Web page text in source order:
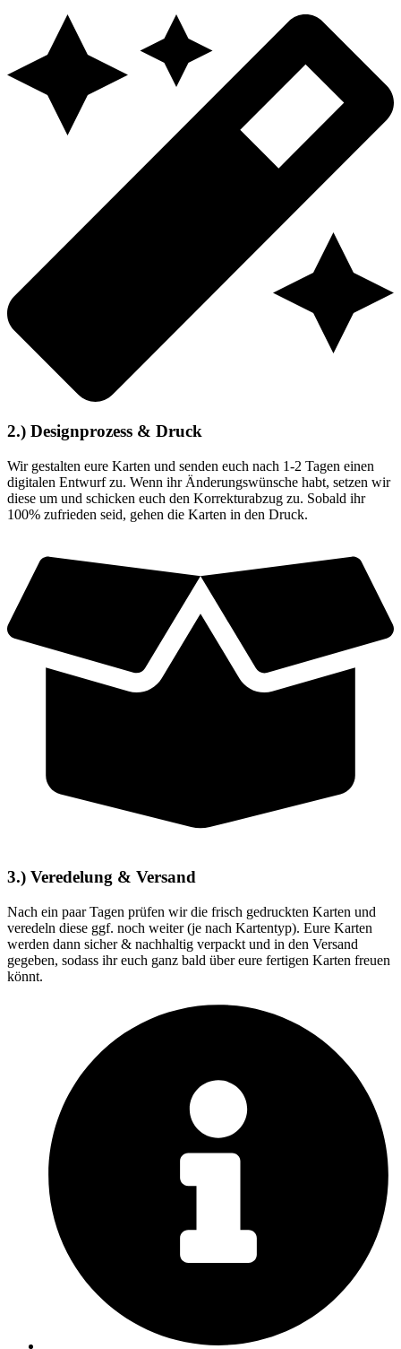
2.) Designprozess & Druck
Wir gestalten eure Karten und senden euch nach 1-2 Tagen einen
digitalen Entwurf zu. Wenn ihr Änderungswünsche habt, setzen wir
diese um und schicken euch den Korrekturabzug zu. Sobald ihr
100% zufrieden seid, gehen die Karten in den Druck.
3.) Veredelung & Versand
Nach ein paar Tagen prüfen wir die frisch gedruckten Karten und
veredeln diese ggf. noch weiter (je nach Kartentyp). Eure Karten
werden dann sicher & nachhaltig verpackt und in den Versand
gegeben, sodass ihr euch ganz bald über eure fertigen Karten freuen
könnt.